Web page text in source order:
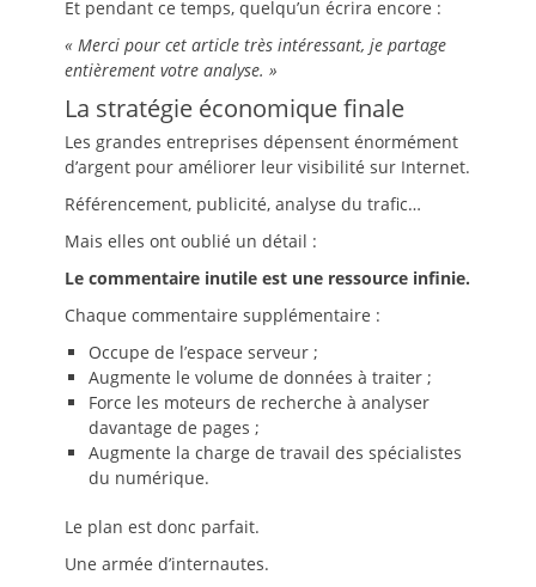
Et pendant ce temps, quelqu’un écrira encore :
« Merci pour cet article très intéressant, je partage
entièrement votre analyse. »
La stratégie économique finale
Les grandes entreprises dépensent énormément
d’argent pour améliorer leur visibilité sur Internet.
Référencement, publicité, analyse du trafic…
Mais elles ont oublié un détail :
Le commentaire inutile est une ressource infinie.
Chaque commentaire supplémentaire :
Occupe de l’espace serveur ;
Augmente le volume de données à traiter ;
Force les moteurs de recherche à analyser
davantage de pages ;
Augmente la charge de travail des spécialistes
du numérique.
Le plan est donc parfait.
Une armée d’internautes.